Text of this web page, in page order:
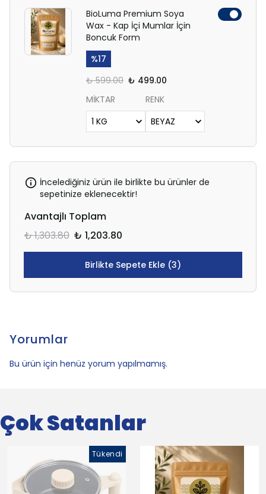
BioLuma Premium Soya
Wax - Kap İçi Mumlar İçin
Boncuk Form
%17
₺ 599.00 ₺ 499.00
MİKTAR
RENK
İncelediğiniz ürün ile birlikte bu ürünler de
sepetinize eklenecektir!
Avantajlı Toplam
₺ 1,303.80 ₺ 1,203.80
Birlikte Sepete Ekle (3)
Yorumlar
Bu ürün için henüz yorum yapılmamış.
Çok Satanlar
Tükendi